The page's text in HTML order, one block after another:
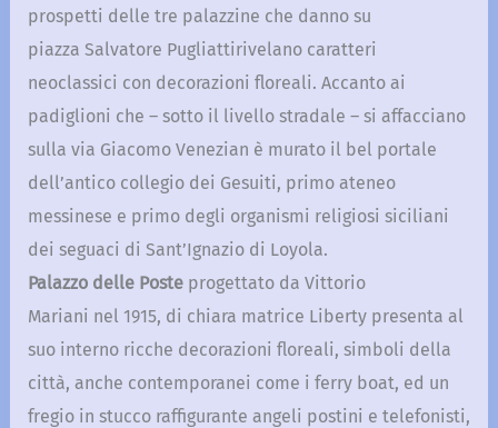
prospetti delle tre palazzine che danno su
piazza Salvatore Pugliattirivelano caratteri
neoclassici con decorazioni floreali. Accanto ai
padiglioni che – sotto il livello stradale – si affacciano
sulla via Giacomo Venezian è murato il bel portale
dell’antico collegio dei Gesuiti, primo ateneo
messinese e primo degli organismi religiosi siciliani
dei seguaci di Sant’Ignazio di Loyola.
Palazzo delle Posteprogettato da Vittorio
Mariani nel 1915, di chiara matrice Liberty presenta al
suo interno ricche decorazioni floreali, simboli della
città, anche contemporanei come i ferry boat, ed un
fregio in stucco raffigurante angeli postini e telefonisti,